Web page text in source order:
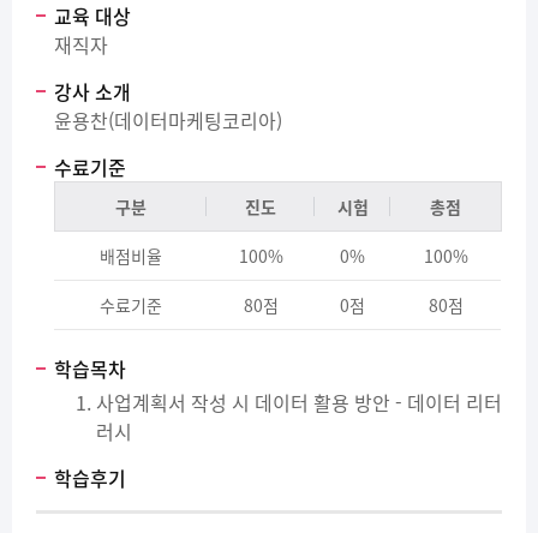
교육 대상
재직자
강사 소개
윤용찬(데이터마케팅코리아)
수료기준
구분 진도 시험 총점
배점비율 100% 0% 100%
수료기준 80점 0점 80점
학습목차
사업계획서 작성 시 데이터 활용 방안 - 데이터 리터
러시
학습후기